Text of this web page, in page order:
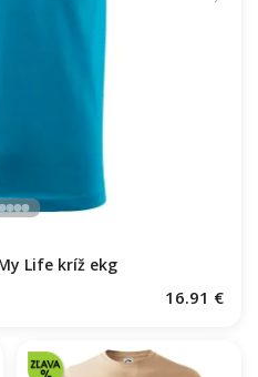
Life kríž ekg
16.91 €